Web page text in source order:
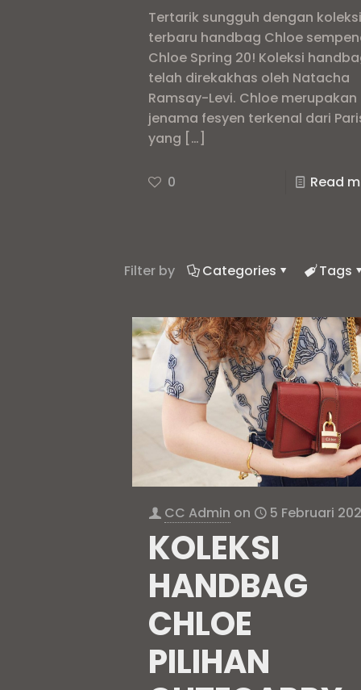
Tertarik sungguh dengan
terbaru handbag Chloe
Chloe Spring 20! Koleksi
telah direkakhas oleh Natacha
Ramsay-Levi. Chloe merupakan
jenama fesyen terkenal dari
yang […]
0 Read
Filter by Categories Tags
CC Admin on 5 Februari
KOLEKSI
HANDBAG
CHLOE
PILIHAN